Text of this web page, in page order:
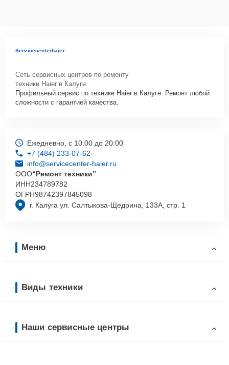
Servicecenterhaier
Сеть сервисных центров по ремонту
техники Haier в Калуге.
Профильный сервис по технике Haier в Калуге. Ремонт любой
сложности с гарантией качества.
г. Калуга ул. Салтыкова-Щедрина, 133А, стр. 1
Ежедневно, с 10:00 до 20:00
+7 (484) 233-07-62
info@servicecenter-haier.ru
ООО“Ремонт техники”
ИНН234789782
ОГРН98742397845098
Меню
Виды техники
Наши сервисные центры